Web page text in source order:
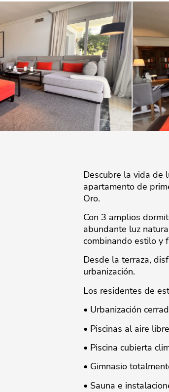
Descubre la vida de
apartamento de
Oro.
Con 3 amplios
abundante luz
combinando estilo y
Desde la terraza,
urbanización.
Los residentes de
• Urbanización
• Piscinas al aire libre
• Piscina cubierta
• Gimnasio
• Sauna e